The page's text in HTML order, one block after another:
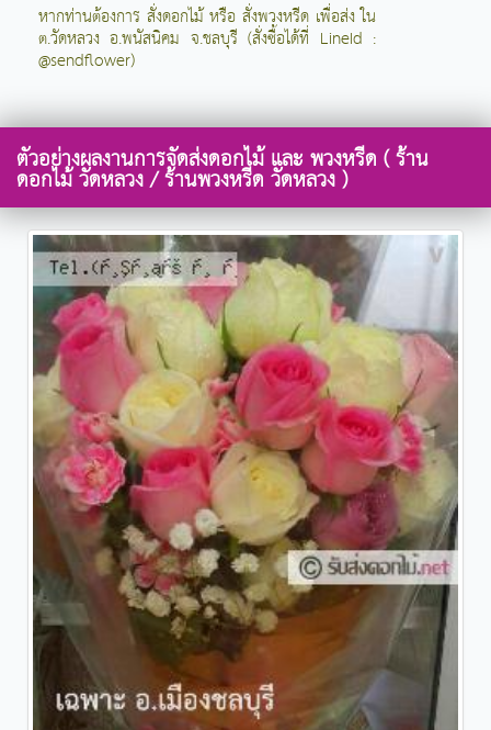
หากท่านต้องการ สั่งดอกไม้ หรือ สั่งพวงหรีด เพื่อส่ง ใน
ต.วัดหลวง อ.พนัสนิคม จ.ชลบุรี (สั่งซื้อได้ที่ LineId :
@sendflower)
ตัวอย่างผลงานการจัดส่งดอกไม้ และ พวงหรีด ( ร้าน
ดอกไม้ วัดหลวง / ร้านพวงหรีด วัดหลวง )